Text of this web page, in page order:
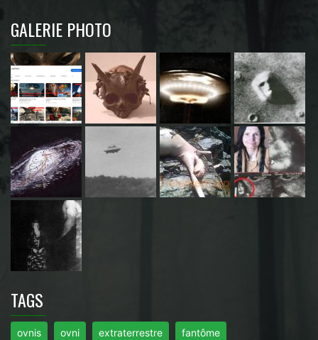
GALERIE PHOTO
TAGS
ovnis ovni extraterrestre fantôme